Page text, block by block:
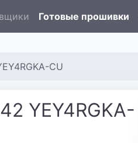
Готовые прошивки
CU
YEY4RGKA-